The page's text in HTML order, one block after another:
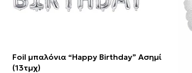
Foil μπαλόνια “Happy Birthday” Ασημί
(13τμχ)